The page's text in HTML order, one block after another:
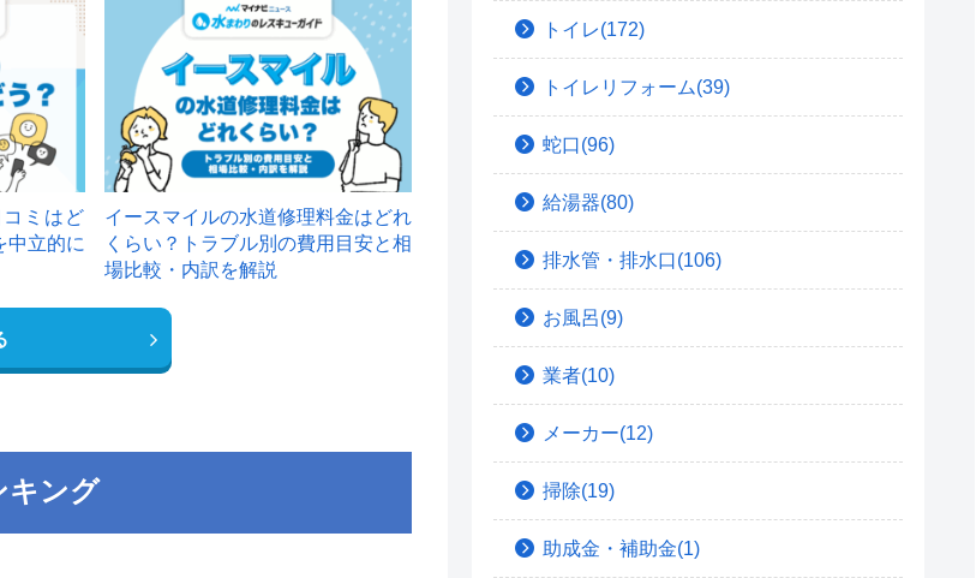
ミはど
中立的に
イースマイルの水道修理料金はどれ
くらい？トラブル別の費用目安と相
場比較・内訳を解説
キング
トイレ(172)
トイレリフォーム(39)
蛇口(96)
給湯器(80)
排水管・排水口(106)
お風呂(9)
業者(10)
メーカー(12)
掃除(19)
助成金・補助金(1)